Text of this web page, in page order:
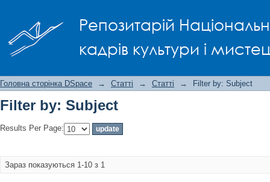
Репозитарій
кадрів культури і
Головна сторінка DSpace → Статті → Статті → Filter by: Subject
Filter by: Subject
Results Per Page:
Зараз показуються 1-10 з 1